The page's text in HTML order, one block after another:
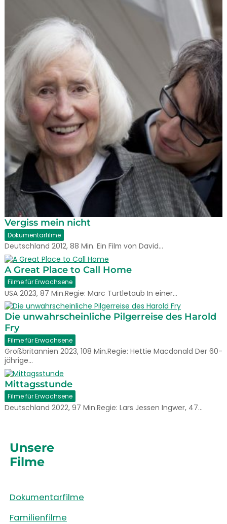
Vergiss mein nicht
Dokumentarfilme
Deutschland 2012, 88 Min. Ein Film von David…
A Great Place to Call Home
Filme für Erwachsene
USA 2023, 87 Min.Regie: Marc Turtletaub In einer…
Die unwahrscheinliche Pilgerreise des Harold
Fry
Filme für Erwachsene
Großbritannien 2023, 108 Min.Regie: Hettie Macdonald Der 60-
jährige…
Mittagsstunde
Filme für Erwachsene
Deutschland 2022, 97 Min.Regie: Lars Jessen Ingwer, 47…
Unsere
Filme
Dokumentarfilme
Familienfilme